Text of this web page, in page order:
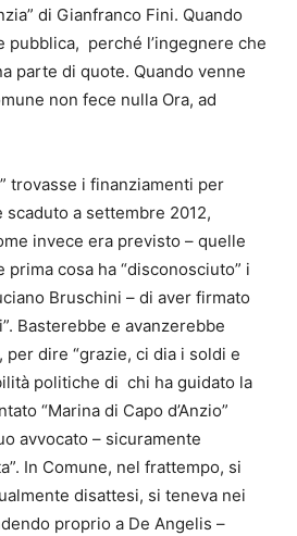
di Gianfranco Fini. Quando
pubblica, perché l’ingegnere che
parte di quote. Quando venne
non fece nulla Ora, ad
trovasse i finanziamenti per
a settembre 2012,
invece era previsto – quelle
cosa ha “disconosciuto” i
Bruschini – di aver firmato
Basterebbe e avanzerebbe
dire “grazie, ci dia i soldi e
politiche di chi ha guidato la
“Marina di Capo d’Anzio”
avvocato – sicuramente
In Comune, nel frattempo, si
disattesi, si teneva nei
proprio a De Angelis –